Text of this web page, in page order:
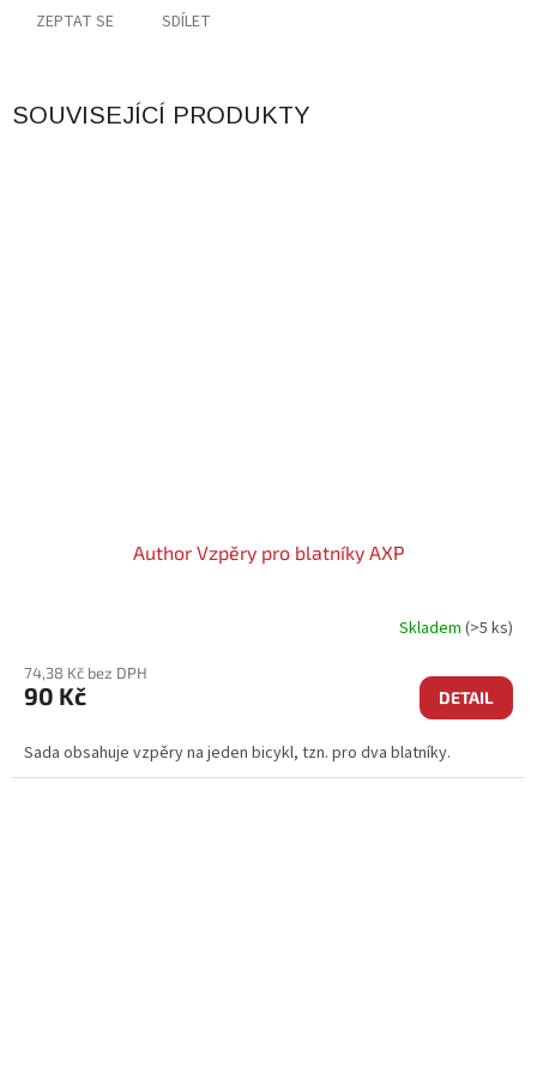
ZEPTAT SE SDÍLET
SOUVISEJÍCÍ PRODUKTY
Author Vzpěry pro blatníky AXP
Skladem (>5 ks)
74,38 Kč bez DPH
90 Kč DETAIL
Sada obsahuje vzpěry na jeden bicykl, tzn. pro dva blatníky.